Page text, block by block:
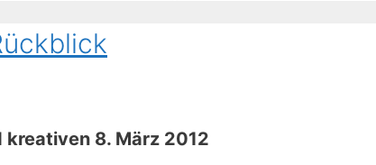
kreativen 8. März 2012